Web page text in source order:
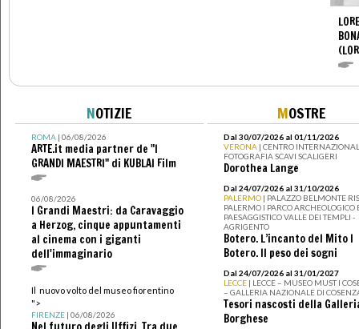
NOTIZIE
ROMA| 06/08/2026
ARTE.it media partner de "I
GRANDI MAESTRI" di KUBLAI Film
06/08/2026
I Grandi Maestri: da Caravaggio
a Herzog, cinque appuntamenti
al cinema con i giganti
dell'immaginario
Il nuovo volto del museo fiorentino
">
FIRENZE| 06/08/2026
MOSTRE
Dal 30/07/2026 al 01/11/2026
VERONA | CENTRO
FOTOGRAFIA SCAVI SCALIGERI
Dorothea Lange
Dal 24/07/2026 al 31/10/2026
PALERMO | PALAZZO BELMONTE
PALERMO I PARCO ARCHEOLOGICO
PAESAGGISTICO VALLE DEI TEMPLI -
AGRIGENTO
Botero. L’incanto del Mito I
Botero. Il peso dei sogni
Dal 24/07/2026 al 31/01/2027
LECCE | LECCE – MUSEO MUST I
– GALLERIA NAZIONALE DI
Tesori nascosti della
Borghese